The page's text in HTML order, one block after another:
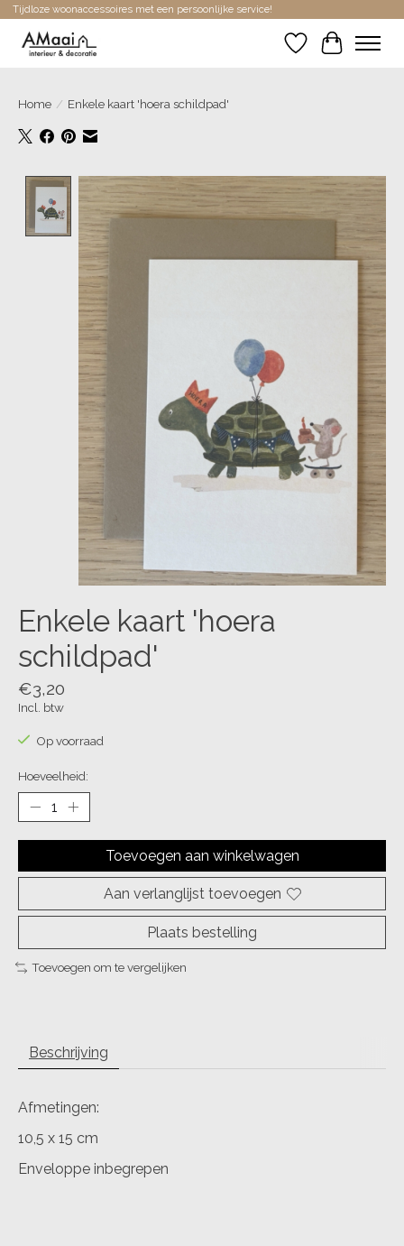
Tijdloze woonaccessoires met een persoonlijke service!
Verlanglijst
Home / Enkele kaart 'hoera schildpad'
Product image slideshow Items
Enkele kaart 'hoera
schildpad'
€3,20
Incl. btw
Op voorraad
Hoeveelheid:
Toevoegen aan winkelwagen
Aan verlanglijst toevoegen
Plaats bestelling
Toevoegen om te vergelijken
Beschrijving
Afmetingen:
10,5 x 15 cm
Enveloppe inbegrepen